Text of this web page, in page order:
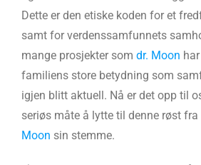
Dette er den etiske koden for et
samt for verdenssamfunnets
mange prosjekter som dr. Moon
familiens store betydning som
igjen blitt aktuell. Nå er det opp til
seriøs måte å lytte til denne røst
Moon sin stemme.